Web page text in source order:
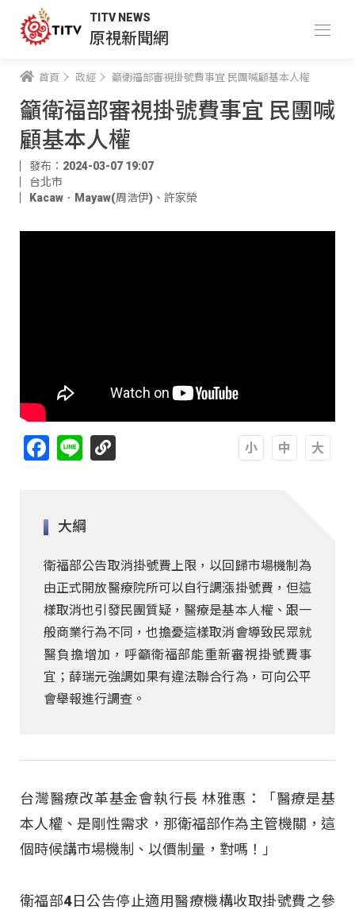
TITV NEWS
原視新聞網
首頁 政經 籲衛福部審視掛號費事宜 民團喊顧基本人權
籲衛福部審視掛號費事宜 民團喊
顧基本人權
發布：2024-03-07 19:07
台北市
Kacaw．Mayaw(周浩伊) 、 許家榮
Facebook
Line
大綱
衛福部公告取消掛號費上限，以回歸市場機制為
由正式開放醫療院所可以自行調漲掛號費，但這
樣取消也引發民團質疑，醫療是基本人權、跟一
般商業行為不同，也擔憂這樣取消會導致民眾就
醫負擔增加，呼籲衛福部能重新審視掛號費事
宜；薛瑞元強調如果有違法聯合行為，可向公平
會舉報進行調查。
台灣醫療改革基金會執行長 林雅惠：「醫療是基
本人權、是剛性需求，那衛福部作為主管機關，這
個時候講市場機制、以價制量，對嗎！」
衛福部4日公告停止適用醫療機構收取掛號費之參